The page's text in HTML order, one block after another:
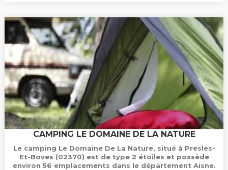
CAMPING LE DOMAINE DE LA NATURE
Le camping Le Domaine De La Nature, situé à Presles-
Et-Boves (02370) est de type 2 étoiles et possède
environ 56 emplacements dans le département Aisne.